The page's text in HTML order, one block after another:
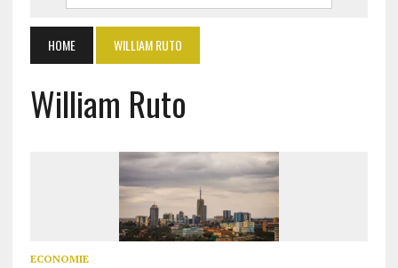
HOME WILLIAM RUTO
William Ruto
ECONOMIE